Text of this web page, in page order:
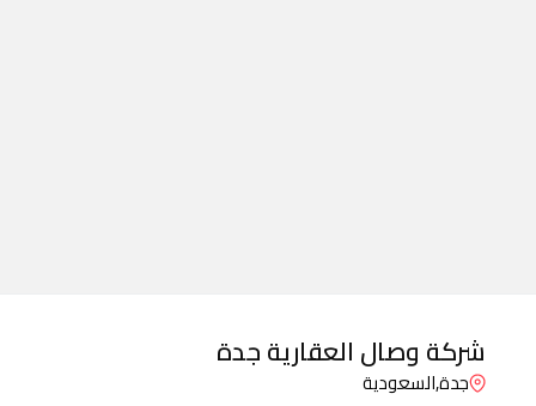
شركة وصال العقارية جدة
جدة,السعودية